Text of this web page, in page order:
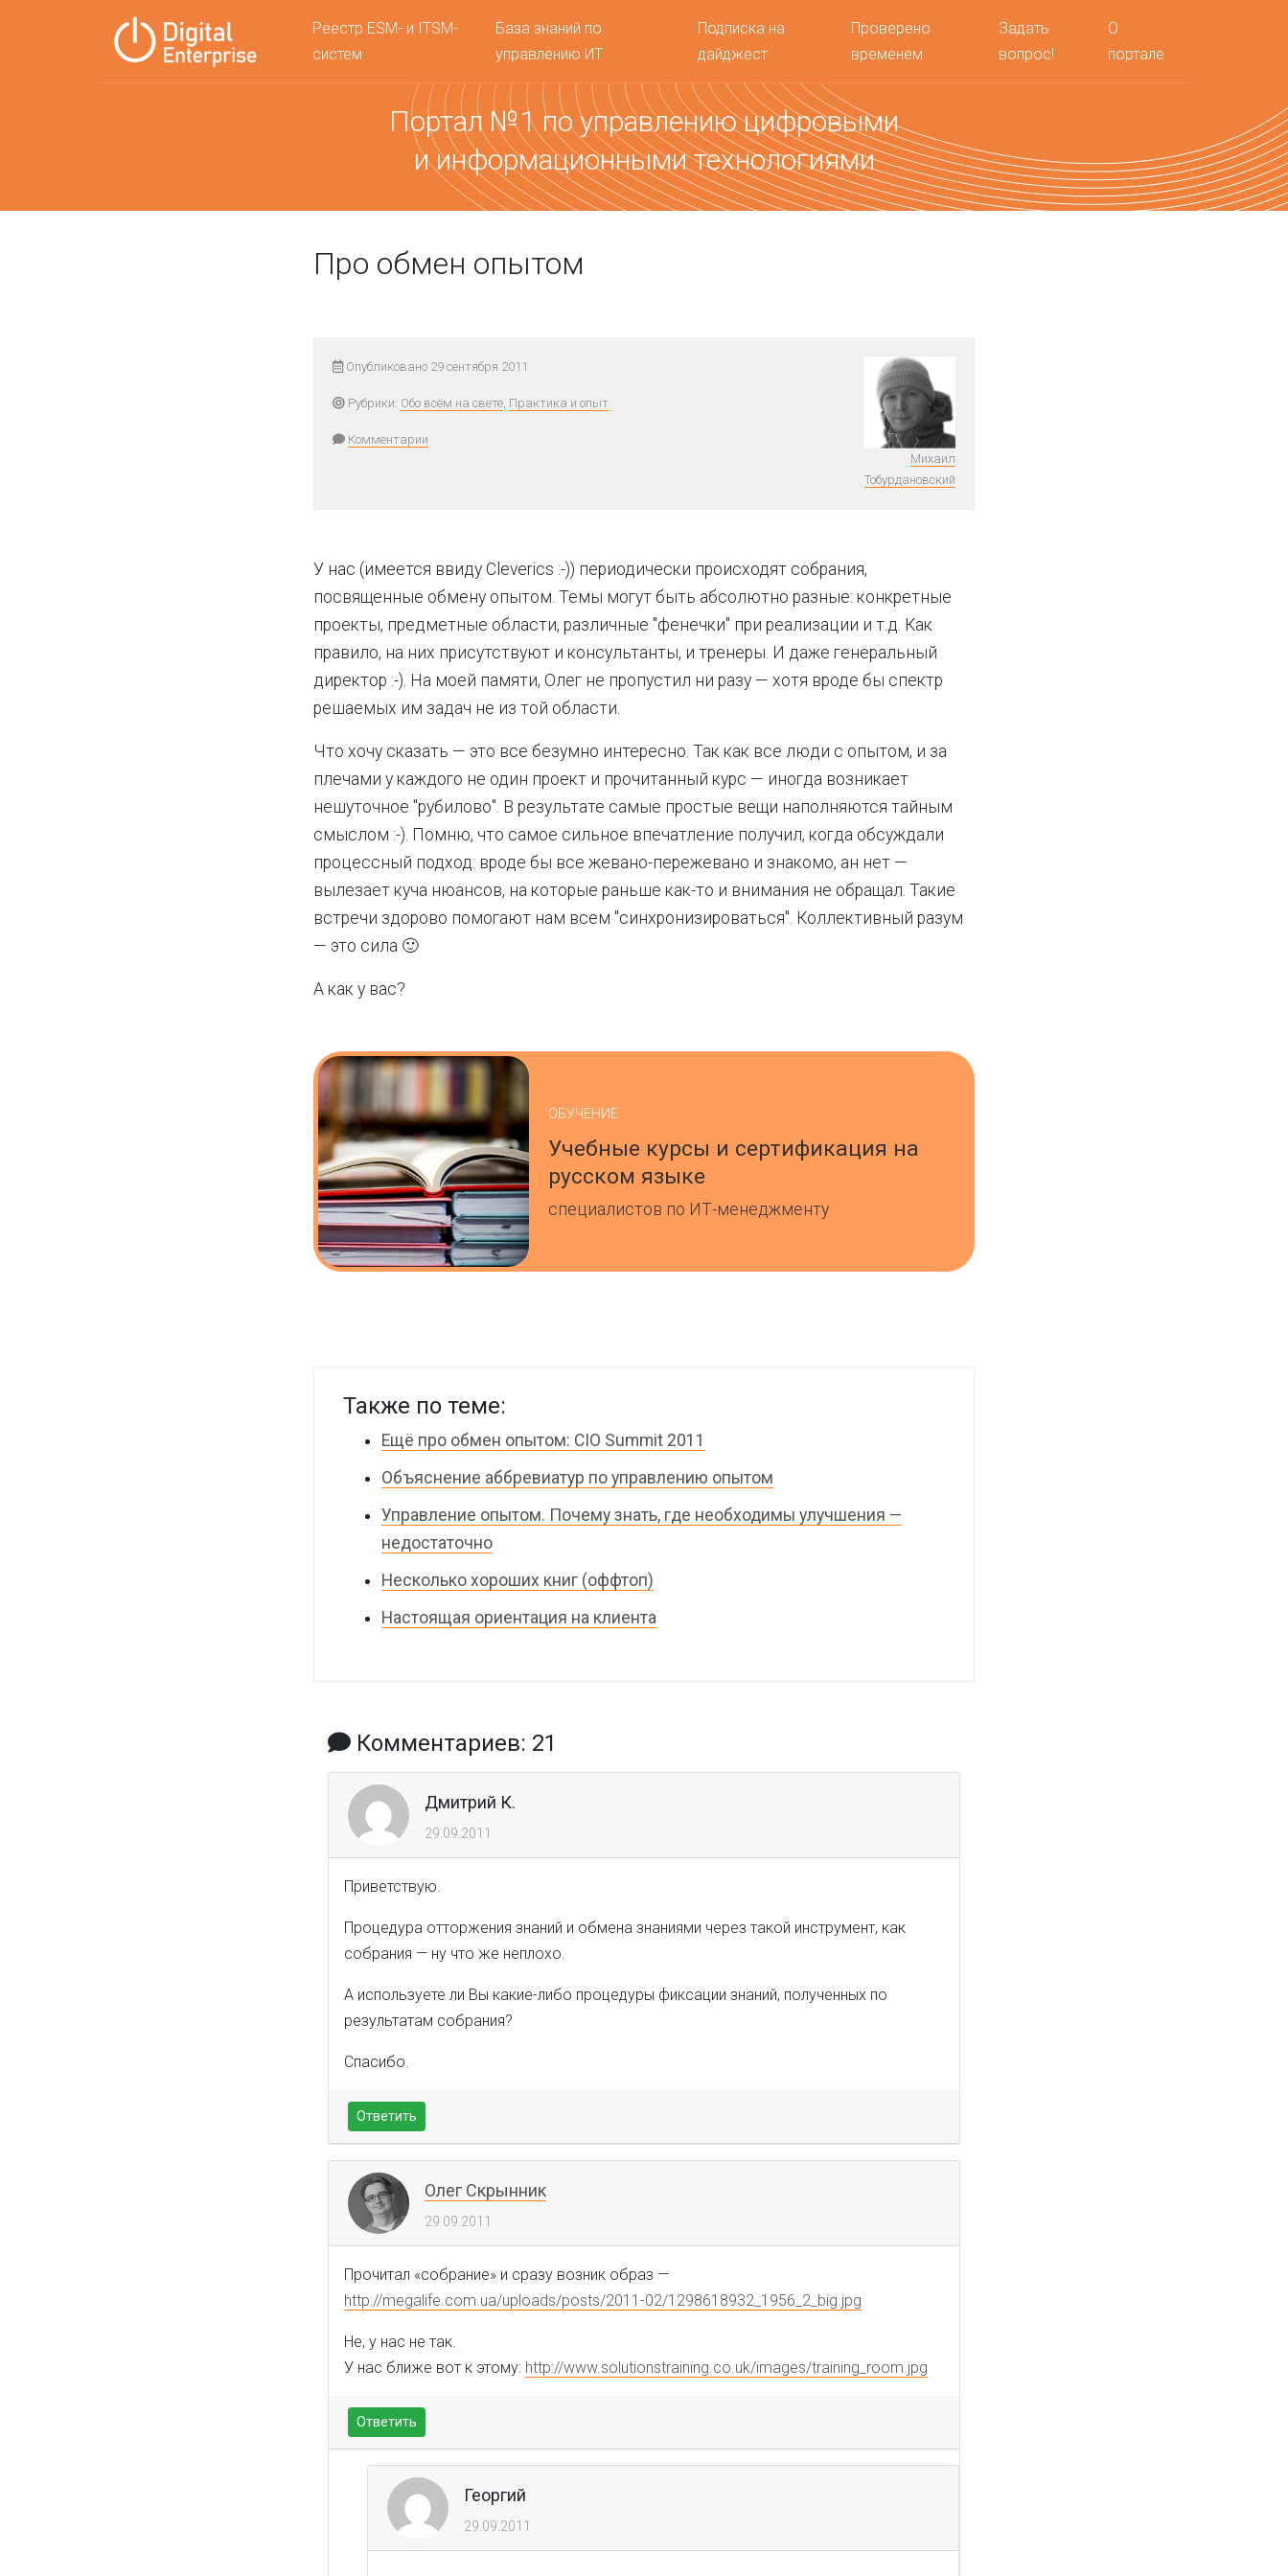
Реестр ESM- и ITSM-
систем
База знаний по
управлению ИТ
Подписка на
дайджест
Проверено
временем
Задать
вопрос!
О
портале
Портал №1 по управлению цифровыми
и информационными технологиями
Про обмен опытом
Опубликовано 29 сентября 2011
Рубрики: Обо всём на свете, Практика и опыт
Комментарии
Михаил
Тобурдановский
У нас (имеется ввиду Cleverics :-)) периодически происходят собрания,
посвященные обмену опытом. Темы могут быть абсолютно разные: конкретные
проекты, предметные области, различные "фенечки" при реализации и т.д. Как
правило, на них присутствуют и консультанты, и тренеры. И даже генеральный
директор :-). На моей памяти, Олег не пропустил ни разу — хотя вроде бы спектр
решаемых им задач не из той области.
Что хочу сказать — это все безумно интересно. Так как все люди с опытом, и за
плечами у каждого не один проект и прочитанный курс — иногда возникает
нешуточное "рубилово". В результате самые простые вещи наполняются тайным
смыслом :-). Помню, что самое сильное впечатление получил, когда обсуждали
процессный подход: вроде бы все жевано-пережевано и знакомо, ан нет —
вылезает куча нюансов, на которые раньше как-то и внимания не обращал. Такие
встречи здорово помогают нам всем "синхронизироваться". Коллективный разум
— это сила 🙂
А как у вас?
ОБУЧЕНИЕ
Учебные курсы и сертификация на
русском языке
специалистов по ИТ-менеджменту
Также по теме:
Ещё про обмен опытом: CIO Summit 2011
Объяснение аббревиатур по управлению опытом
Управление опытом. Почему знать, где необходимы улучшения —
недостаточно
Несколько хороших книг (оффтоп)
Настоящая ориентация на клиента
Комментариев: 21
Дмитрий К.
29.09.2011
Приветствую.
Процедура отторжения знаний и обмена знаниями через такой инструмент, как
собрания — ну что же неплохо.
А используете ли Вы какие-либо процедуры фиксации знаний, полученных по
результатам собрания?
Спасибо.
Ответить
Олег Скрынник
29.09.2011
Прочитал «собрание» и сразу возник образ —
http://megalife.com.ua/uploads/posts/2011-02/1298618932_1956_2_big.jpg
Не, у нас не так.
У нас ближе вот к этому: http://www.solutionstraining.co.uk/images/training_room.jpg
Ответить
Георгий
29.09.2011